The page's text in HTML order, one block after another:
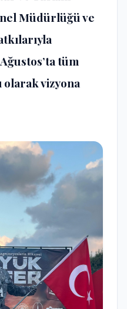
Müdürlüğü ve
tüm
olarak vizyona